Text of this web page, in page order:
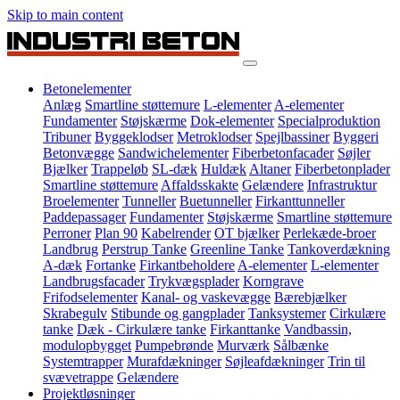
Skip to main content
Betonelementer
Anlæg Smartline støttemure L-elementer A-elementer
Fundamenter Støjskærme Dok-elementer Specialproduktion
Tribuner Byggeklodser Metroklodser Spejlbassiner Byggeri
Betonvægge Sandwichelementer Fiberbetonfacader Søjler
Bjælker Trappeløb SL-dæk Huldæk Altaner Fiberbetonplader
Smartline støttemure Affaldsskakte Gelændere Infrastruktur
Broelementer Tunneller Buetunneller Firkanttunneller
Paddepassager Fundamenter Støjskærme Smartline støttemure
Perroner Plan 90 Kabelrender OT bjælker Perlekæde-broer
Landbrug Perstrup Tanke Greenline Tanke Tankoverdækning
A-dæk Fortanke Firkantbeholdere A-elementer L-elementer
Landbrugsfacader Trykvægsplader Korngrave
Frifodselementer Kanal- og vaskevægge Bærebjælker
Skrabegulv Stibunde og gangplader Tanksystemer Cirkulære
tanke Dæk - Cirkulære tanke Firkanttanke Vandbassin,
modulopbygget Pumpebrønde Murværk Sålbænke
Systemtrapper Murafdækninger Søjleafdækninger Trin til
svævetrappe Gelændere
Projektløsninger